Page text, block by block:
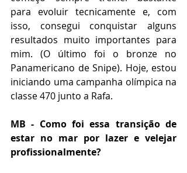
para evoluir tecnicamente e, com
isso, consegui conquistar alguns
resultados muito importantes para
mim. (O último foi o bronze no
Panamericano de Snipe). Hoje, estou
iniciando uma campanha olímpica na
classe 470 junto a Rafa.
MB - Como foi essa transição de
estar no mar por lazer e velejar
profissionalmente?